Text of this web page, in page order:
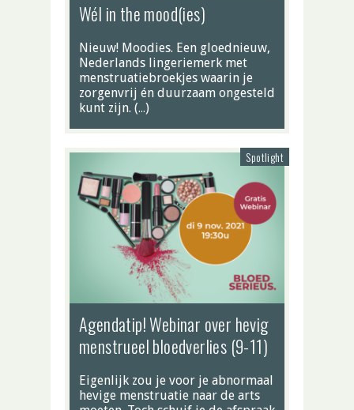
Wél in the mood(ies)
Nieuw! Moodies. Een gloednieuw,
Nederlands lingeriemerk met
menstruatiebroekjes waarin je
zorgenvrij én duurzaam ongesteld
kunt zijn. (…)
Spotlight
Agendatip! Webinar over hevig
menstrueel bloedverlies (9-11)
Eigenlijk zou je voor je abnormaal
hevige menstruatie naar de arts